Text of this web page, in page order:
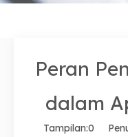
Peran
dalam
Tampilan:0